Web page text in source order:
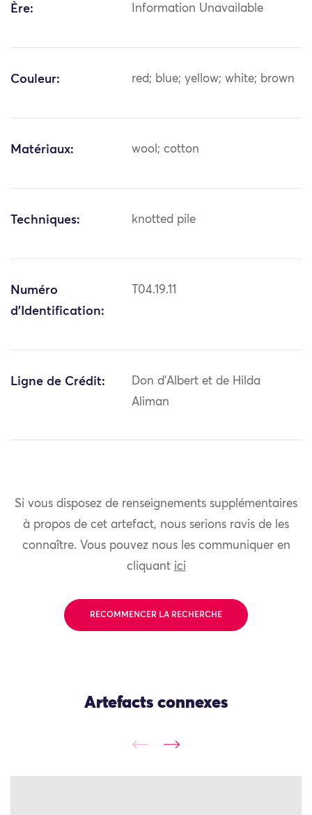
Ère: Information Unavailable
Couleur: red; blue; yellow; white; brown
Matériaux: wool; cotton
Techniques: knotted pile
Numéro
d'Identification:
T04.19.11
Ligne de Crédit:
Don d'Albert et de Hilda
Aliman
Si vous disposez de renseignements supplémentaires
à propos de cet artefact, nous serions ravis de les
connaître. Vous pouvez nous les communiquer en
cliquant ici
RECOMMENCER LA RECHERCHE
Artefacts connexes